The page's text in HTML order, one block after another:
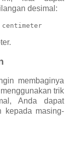
desimal:
centimeter
membaginya
trik
Anda dapat
kepada masing-